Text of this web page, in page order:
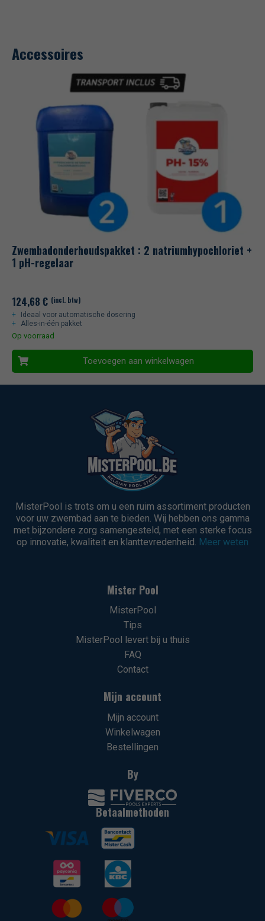
Accessoires
Zwembadonderhoudspakket : 2 natriumhypochloriet +
1 pH-regelaar
124,68 € (incl. btw)
Ideaal voor automatische dosering
Alles-in-één pakket
Op voorraad
Toevoegen aan winkelwagen
MisterPool is trots om u een ruim assortiment producten
voor uw zwembad aan te bieden. Wij hebben ons gamma
met bijzondere zorg samengesteld, met een sterke focus
op innovatie, kwaliteit en klanttevredenheid. Meer weten
Mister Pool
MisterPool
Tips
MisterPool levert bij u thuis
FAQ
Contact
Mijn account
Mijn account
Winkelwagen
Bestellingen
By
Betaalmethoden